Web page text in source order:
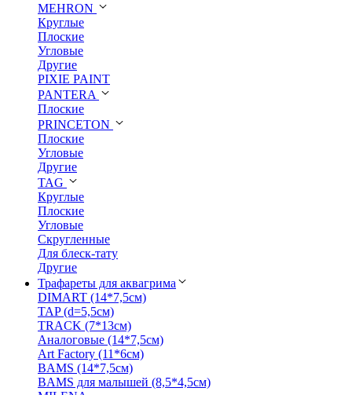
MEHRON
Круглые
Плоские
Угловые
Другие
PIXIE PAINT
PANTERA
Плоские
PRINCETON
Плоские
Угловые
Другие
TAG
Круглые
Плоские
Угловые
Скругленные
Для блеск-тату
Другие
Трафареты для аквагрима
DIMART (14*7,5см)
TAP (d=5,5см)
TRACK (7*13см)
Аналоговые (14*7,5см)
Art Factory (11*6см)
BAMS (14*7,5см)
BAMS для малышей (8,5*4,5см)